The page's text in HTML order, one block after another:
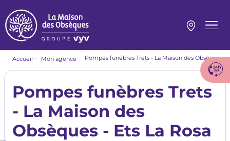
au
contenu
principal
Menu
Fil
Accueil Mon agence Pompes funèbres Trets - La Maison des Obsèques - Ets La Rosa
Pompes funèbres Trets
- La Maison des
Obsèques - Ets La Rosa